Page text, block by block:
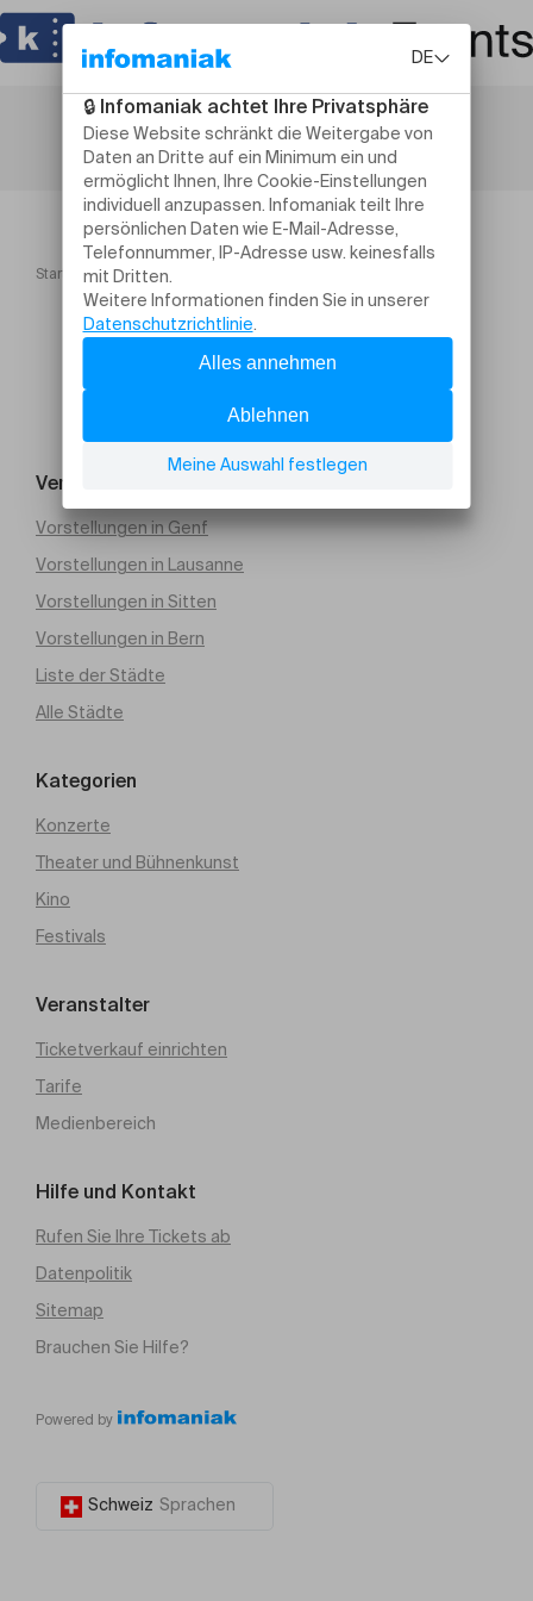
Startseite Spectacle Un livre dans ma poche
Veranstaltung suchen
Vorstellungen in Genf
Vorstellungen in Lausanne
Vorstellungen in Sitten
Vorstellungen in Bern
Liste der Städte
Alle Städte
Kategorien
Konzerte
Theater und Bühnenkunst
Kino
Festivals
Veranstalter
Ticketverkauf einrichten
Tarife
Medienbereich
Hilfe und Kontakt
Rufen Sie Ihre Tickets ab
Datenpolitik
Sitemap
Brauchen Sie Hilfe?
Powered by
Schweiz Sprachen